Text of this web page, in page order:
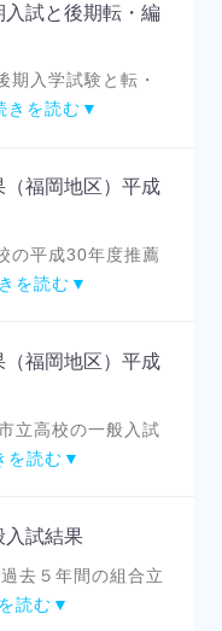
試と後期転・編
期入学試験と転・
きを読む▼
福岡地区）平成
の平成30年度推薦
を読む▼
福岡地区）平成
立高校の一般入試
を読む▼
入試結果
去５年間の組合立
読む▼